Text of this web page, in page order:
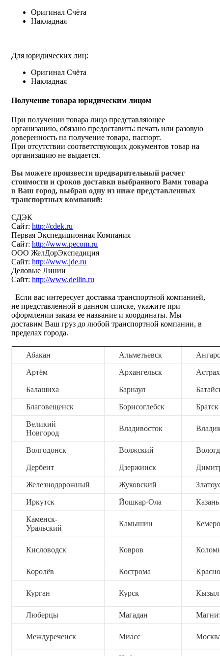
Оригинал Счёта
Накладная
Для юридических лиц:
Оригинал Счёта
Накладная
Получение товара юридическим лицом
При получении товара лицо представляющее
организацию, обязано предоставить: печать или разовую
доверенность на получение товара, паспорт.
При отсутствии соответствующих документов товар на
организацию не выдается.
Вы можете произвести предварительный расчет
стоимости и сроков доставки выбранного Вами товара
в Ваш город, выбрав одну из ниже представленных
транспортных компаний:
СДЭК
Сайт: http://cdek.ru
Первая Экспедиционная Компания
Сайт: http://www.pecom.ru
ООО ЖелДорЭкспедиция
Сайт: http://www.jde.ru
Деловые Линии
Сайт: http://www.dellin.ru
Если вас интересует доставка транспортной компанией,
не представленной в данном списке, укажите при
оформлении заказа ее название и координаты. Мы
доставим Ваш груз до любой транспортной компании, в
пределах города.
Абакан Альметьевск
Артём Архангельск
Балашиха Барнаул
Благовещенск Борисоглебск Братск
Великий
Новгород
Владивосток
Волгодонск Волжский
Дербент Дзержинск
Железнодорожный Жуковский
Иркутск Йошкар-Ола Казань
Каменск-
Уральский
Камышин
Кисловодск Ковров
Королёв Кострома
Курган Курск Кызыл
Люберцы Магадан
Междуреченск Миасс